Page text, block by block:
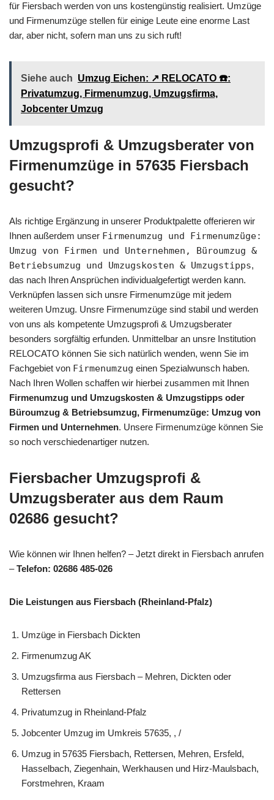
für Fiersbach werden von uns kostengünstig realisiert. Umzüge
und Firmenumzüge stellen für einige Leute eine enorme Last
dar, aber nicht, sofern man uns zu sich ruft!
Siehe auch Umzug Eichen: ↗️ RELOCATO ☎️:
Privatumzug, Firmenumzug, Umzugsfirma,
Jobcenter Umzug
Umzugsprofi & Umzugsberater von
Firmenumzüge in 57635 Fiersbach
gesucht?
Als richtige Ergänzung in unserer Produktpalette offerieren wir
Ihnen außerdem unser Firmenumzug und Firmenumzüge:
Umzug von Firmen und Unternehmen, Büroumzug &
Betriebsumzug und Umzugskosten & Umzugstipps,
das nach Ihren Ansprüchen individualgefertigt werden kann.
Verknüpfen lassen sich unsre Firmenumzüge mit jedem
weiteren Umzug. Unsre Firmenumzüge sind stabil und werden
von uns als kompetente Umzugsprofi & Umzugsberater
besonders sorgfältig erfunden. Unmittelbar an unsre Institution
RELOCATO können Sie sich natürlich wenden, wenn Sie im
Fachgebiet von Firmenumzug einen Spezialwunsch haben.
Nach Ihren Wollen schaffen wir hierbei zusammen mit Ihnen
Firmenumzug und Umzugskosten & Umzugstipps oder
Büroumzug & Betriebsumzug, Firmenumzüge: Umzug von
Firmen und Unternehmen. Unsere Firmenumzüge können Sie
so noch verschiedenartiger nutzen.
Fiersbacher Umzugsprofi &
Umzugsberater aus dem Raum
02686 gesucht?
Wie können wir Ihnen helfen? – Jetzt direkt in Fiersbach anrufen
–Telefon: 02686 485-026
Die Leistungen aus Fiersbach (Rheinland-Pfalz)
Umzüge in Fiersbach Dickten
Firmenumzug AK
Umzugsfirma aus Fiersbach – Mehren, Dickten oder
Rettersen
Privatumzug in Rheinland-Pfalz
Jobcenter Umzug im Umkreis 57635, , /
Umzug in 57635 Fiersbach, Rettersen, Mehren, Ersfeld,
Hasselbach, Ziegenhain, Werkhausen und Hirz-Maulsbach,
Forstmehren, Kraam